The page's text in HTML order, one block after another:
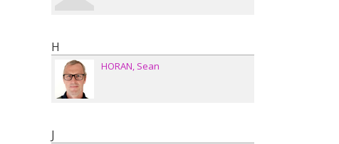
H
HORAN Sean
J